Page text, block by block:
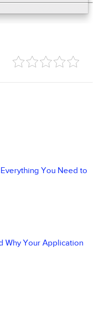
You Need to
Why Your Application